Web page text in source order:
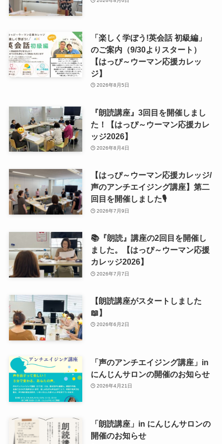
「楽しく学ぼう!英会話 初級編」
のご案内（9/30よりスタート）
【はっぴ～ウーマン応援カレッ
ジ】
2026年8月5日
『朗読講座』3回目を開催しまし
た！【はっぴ～ウーマン応援カレ
ッジ2026】
2026年8月4日
【はっぴ～ウーマン応援カレッジ/
声のアンチエイジング講座】第二
回目を開催しました🎙
2026年7月9日
📚『朗読』講座の2回目を開催し
ました。【はっぴ～ウーマン応援
カレッジ2026】
2026年7月7日
【朗読講座がスタートしました
📖】
2026年6月2日
「声のアンチエイジング講座」in
にんじんサロンの開催のお知らせ
2026年4月21日
「朗読講座」in にんじんサロンの
開催のお知らせ